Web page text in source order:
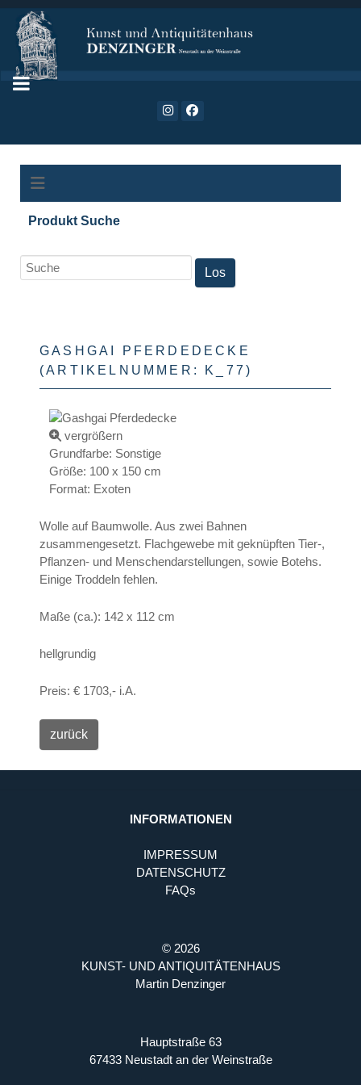
Produkt Suche
GASHGAI PFERDEDECKE
(ARTIKELNUMMER:
K_77)
vergrößern
Grundfarbe: Sonstige
Größe: 100 x 150 cm
Format: Exoten
Wolle auf Baumwolle. Aus zwei Bahnen
zusammengesetzt. Flachgewebe mit geknüpften Tier-,
Pflanzen- und Menschendarstellungen, sowie Botehs.
Einige Troddeln fehlen.
Maße (ca.): 142 x 112 cm
hellgrundig
Preis: € 1703,- i.A.
INFORMATIONEN
IMPRESSUM
DATENSCHUTZ
FAQs
© 2026
KUNST- UND ANTIQUITÄTENHAUS
Martin Denzinger
Hauptstraße 63
67433 Neustadt an der Weinstraße